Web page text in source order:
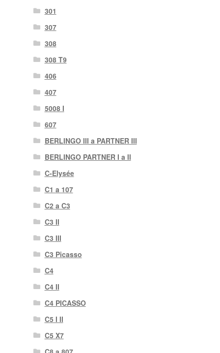
301
307
308
308 T9
406
407
5008 I
607
BERLINGO III a PARTNER III
BERLINGO PARTNER I a II
C-Elysée
C1 a 107
C2 a C3
C3 II
C3 III
C3 Picasso
C4
C4 II
C4 PICASSO
C5 I II
C5 X7